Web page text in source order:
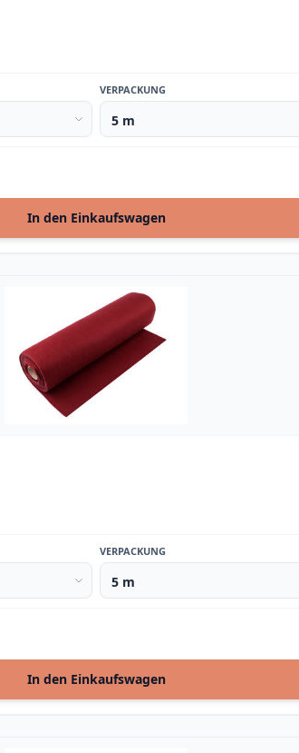
VERPACKUNG
In den Einkaufswagen
VERPACKUNG
In den Einkaufswagen